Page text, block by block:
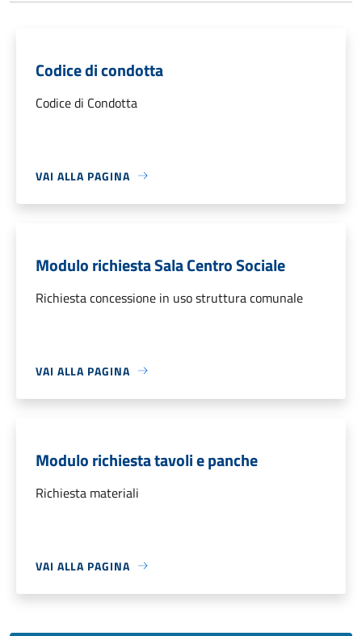
Codice di condotta
Codice di Condotta
VAI ALLA PAGINA
Modulo richiesta Sala Centro Sociale
Richiesta concessione in uso struttura comunale
VAI ALLA PAGINA
Modulo richiesta tavoli e panche
Richiesta materiali
VAI ALLA PAGINA